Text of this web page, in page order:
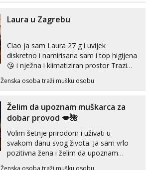
Laura u Zagrebu
Ciao ja sam Laura 27 g i uvijek
diskretno i namirisana sam i top higijena
😘 i nježna i klimatiziran prostor Trazim
Pusenje i gutanje sperme Erotsko rublje
tijelu Iskljucivo neradim analni !!! I
neljubim se Wha...
Ženska osoba traži mušku osobu
Želim da upoznam muškarca za
dobar provod 💋🌺
Volim šetnje prirodom i uživati u
svakom danu svog života. Ja sam vrlo
pozitivna žena i želim da upoznam
Ženska osoba traži mušku osobu